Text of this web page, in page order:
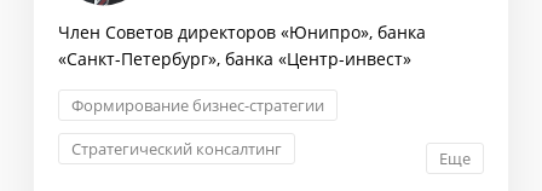
Член Советов директоров «Юнипро», банка
«Санкт-Петербург», банка «Центр-инвест»
Формирование бизнес-стратегии
Стратегический консалтинг
Еще